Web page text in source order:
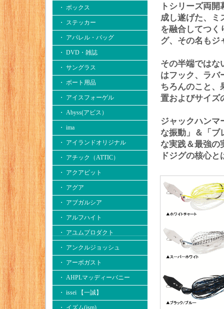
・ ボックス
・ ステッカー
・ アパレル・バッグ
・ DVD・雑誌
・ サングラス
・ ボート用品
・ アイスフォーゲル
・ Abyss(アビス）
・ ima
・ アイランドオリジナル
・ アチック（ATTIC）
・ アクアビット
・ アグア
・ アブガルシア
・ アルフハイト
・ アユムプロダクト
・ アンクルジョッシュ
・ アーボガスト
・ AHPLマッディーバニー
・ issei 【一誠】
・ イズム(ism)
トシリーズ両
成し遂げた、ミ
を融合してつく
グ、その名もジ
その半端ではな
はフック、ラバ
ちろんのこと、
置およびサイズ
ジャックハンマ
な振動」＆「ブ
な実践＆最強の
ドジグの核心